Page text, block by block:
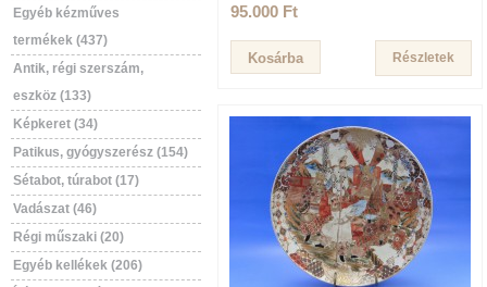
Egyéb kézműves
termékek (437)
Antik, régi szerszám,
eszköz (133)
Képkeret (34)
Patikus, gyógyszerész (154)
Sétabot, túrabot (17)
Vadászat (46)
Régi műszaki (20)
Egyéb kellékek (206)
95.000 Ft
Részletek